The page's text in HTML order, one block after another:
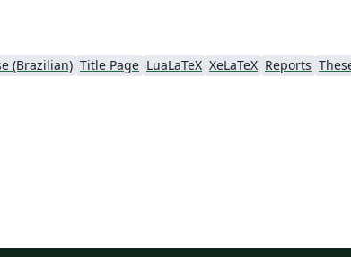
(Brazilian) Title Page LuaLaTeX XeLaTeX Reports